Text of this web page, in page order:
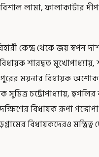
লামা, ফালাকাটার
কেন্দ্র থেকে জয় স্বপন
শারদ্বত মুখোপাধ্যায়,
ময়নার বিধায়ক অশোক
সুমিত্র চট্টোপাধ্যায়,
বিধায়ক রূপা
বিধায়কদেরও মন্ত্রিত্ব